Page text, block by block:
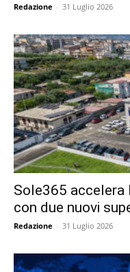
Redazione - 31 Luglio 2026
Sole365 accelera
con due nuovi
Redazione - 31 Luglio 2026